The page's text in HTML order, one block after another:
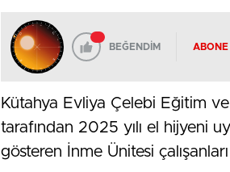
BEĞENDİM ABONE
Kütahya Evliya Çelebi Eğitim
tarafından 2025 yılı el hijyeni
gösteren İnme Ünitesi